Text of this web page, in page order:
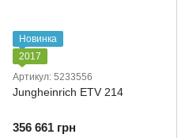
Новинка
2017
Артикул: 5233556
Jungheinrich ETV 214
356 661 грн